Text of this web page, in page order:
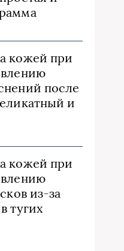
кожей при
после
и
кожей при
из‑за
тугих